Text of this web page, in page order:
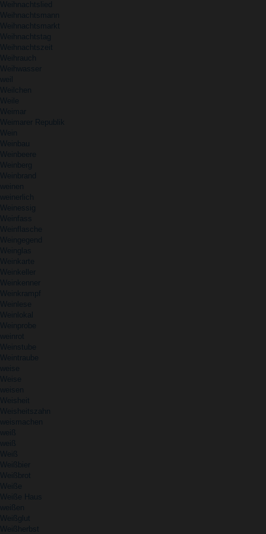
Weihnachtslied
Weihnachtsmann
Weihnachtsmarkt
Weihnachtstag
Weihnachtszeit
Weihrauch
Weihwasser
weil
Weilchen
Weile
Weimar
Weimarer Republik
Wein
Weinbau
Weinbeere
Weinberg
Weinbrand
weinen
weinerlich
Weinessig
Weinfass
Weinflasche
Weingegend
Weinglas
Weinkarte
Weinkeller
Weinkenner
Weinkrampf
Weinlese
Weinlokal
Weinprobe
weinrot
Weinstube
Weintraube
weise
Weise
weisen
Weisheit
Weisheitszahn
weismachen
weiß
weiß
Weiß
Weißbier
Weißbrot
Weiße
Weiße Haus
weißen
Weißglut
Weißherbst